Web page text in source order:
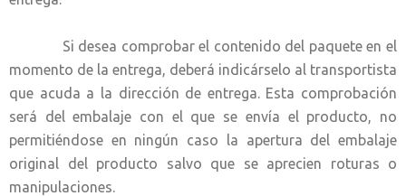
Si desea comprobar el contenido del paquete en el
momento de la entrega, deberá indicárselo al transportista
que acuda a la dirección de entrega. Esta comprobación
será del embalaje con el que se envía el producto, no
permitiéndose en ningún caso la apertura del embalaje
original del producto salvo que se aprecien roturas o
manipulaciones.